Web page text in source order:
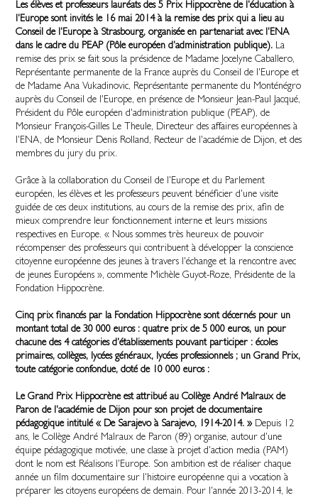
Les élèves et professeurs lauréats des 5 Prix Hippocrène de l'éducation à
l'Europe sont invités le 16 mai 2014 à la remise des prix qui a lieu au
Conseil de l'Europe à Strasbourg, organisée en partenariat avec l'ENA
dans le cadre du PEAP (Pôle européen d'administration publique). La
remise des prix se fait sous la présidence de Madame Jocelyne Caballero,
Représentante permanente de la France auprès du Conseil de l'Europe et
de Madame Ana Vukadinovic, Représentante permanente du Monténégro
auprès du Conseil de l'Europe, en présence de Monsieur Jean-Paul Jacqué,
Président du Pôle européen d'administration publique (PEAP), de
Monsieur François-Gilles Le Theule, Directeur des affaires européennes à
l'ENA, de Monsieur Denis Rolland, Recteur de l'académie de Dijon, et des
membres du jury du prix.
Grâce à la collaboration du Conseil de l'Europe et du Parlement
européen, les élèves et les professeurs peuvent bénéficier d'une visite
guidée de ces deux institutions, au cours de la remise des prix, afin de
mieux comprendre leur fonctionnement interne et leurs missions
respectives en Europe. « Nous sommes très heureux de pouvoir
récompenser des professeurs qui contribuent à développer la conscience
citoyenne européenne des jeunes à travers l'échange et la rencontre avec
de jeunes Européens », commente Michèle Guyot-Roze, Présidente de la
Fondation Hippocrène.
Cinq prix financés par la Fondation Hippocrène sont décernés pour un
montant total de 30 000 euros : quatre prix de 5 000 euros, un pour
chacune des 4 catégories d'établissements pouvant participer : écoles
primaires, collèges, lycées généraux, lycées professionnels ; un Grand Prix,
toute catégorie confondue, doté de 10 000 euros :
Le Grand Prix Hippocrène est attribué au Collège André Malraux de
Paron de l'académie de Dijon pour son projet de documentaire
pédagogique intitulé « De Sarajevo à Sarajevo, 1914-2014. » Depuis 12
ans, le Collège André Malraux de Paron (89) organise, autour d'une
équipe pédagogique motivée, une classe à projet d'action media (PAM)
dont le nom est Réalisons l'Europe. Son ambition est de réaliser chaque
année un film documentaire sur l'histoire européenne qui a vocation à
préparer les citoyens européens de demain. Pour l'année 2013-2014, le